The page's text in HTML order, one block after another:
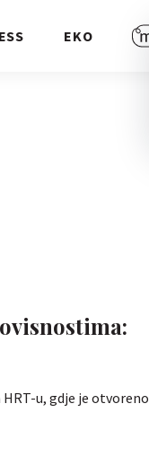
EKO
u, gdje je otvoreno